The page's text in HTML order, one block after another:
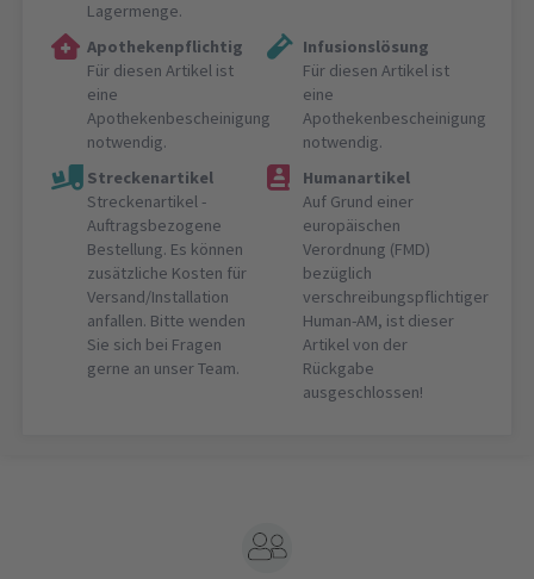
Lagermenge.
Apothekenpflichtig
Für diesen Artikel ist
eine
Apothekenbescheinigung
notwendig.
Infusionslösung
Für diesen Artikel ist
eine
Apothekenbescheinigung
notwendig.
Streckenartikel
Streckenartikel -
Auftragsbezogene
Bestellung. Es können
zusätzliche Kosten für
Versand/Installation
anfallen. Bitte wenden
Sie sich bei Fragen
gerne an unser Team.
Humanartikel
Auf Grund einer
europäischen
Verordnung (FMD)
bezüglich
verschreibungspflichtiger
Human-AM, ist dieser
Artikel von der
Rückgabe
ausgeschlossen!